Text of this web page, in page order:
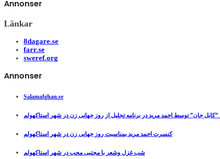
Annonser
Länkar
8dagare.se
farr.se
sweref.org
Annonser
Salamafghan.se
”کابل جان” توسط احمد مرید در برنامه تجلیل از روز جهانی زن در شهر استاکهولم
کنسرت احمد مرید بمناسبت روز جهانی زن در شهر استاکهولم
شب غزل وشعر با مجتبی محب در شهر استاکهولم